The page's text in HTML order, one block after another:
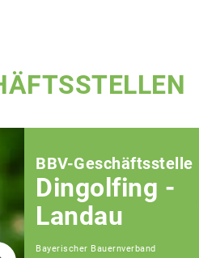
BBV-Geschäftsstelle
Dingolfing -
Landau
Bayerischer Bauernverband